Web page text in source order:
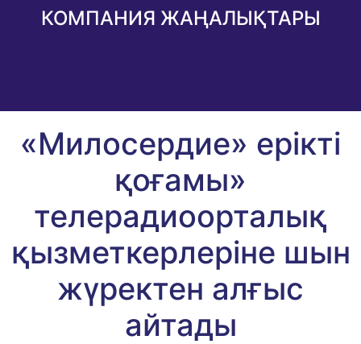
КОМПАНИЯ ЖАҢАЛЫҚТАРЫ
«Милосердие» ерікті
қоғамы»
телерадиоорталық
қызметкерлеріне шын
жүректен алғыс
айтады